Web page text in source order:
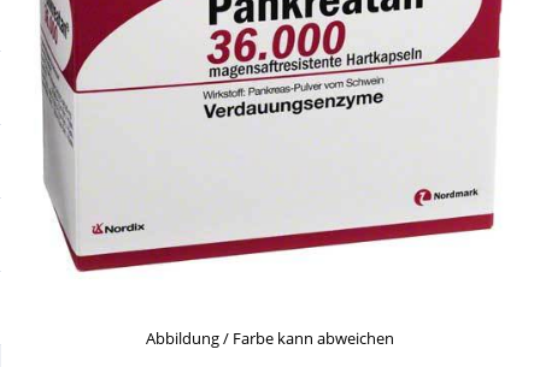
Neuheiten
Sale
Sparsets
Diabetes
Körperpflege & Kosmetik
Mutter & Kind
Abbildung / Farbe kann abweichen